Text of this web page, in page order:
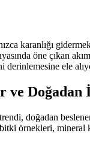
karanlığı
öne çıkan
derinlemesine ele
ve Doğadan
trendi, doğadan
bitki örnekleri,